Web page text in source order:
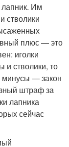
Им
стволики
плюс — это
иголки
и стволики, то
минусы — закон
штраф за
лапника
сейчас